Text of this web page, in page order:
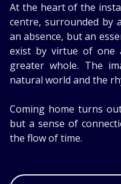
At the heart of the
centre, surrounded by
an absence, but an
exist by virtue of one
greater whole. The
natural world and the
Coming home turns
but a sense of
the flow of time.